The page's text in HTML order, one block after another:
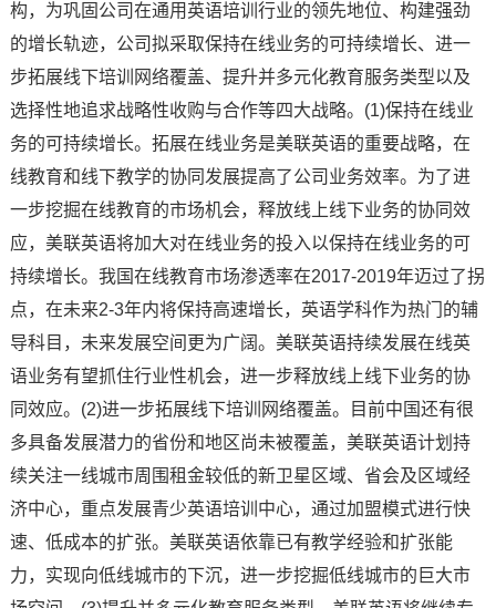
构，为巩固公司在通用英语培训行业的领先地位、构建强劲
的增长轨迹，公司拟采取保持在线业务的可持续增长、进一
步拓展线下培训网络覆盖、提升并多元化教育服务类型以及
选择性地追求战略性收购与合作等四大战略。(1)保持在线业
务的可持续增长。拓展在线业务是美联英语的重要战略，在
线教育和线下教学的协同发展提高了公司业务效率。为了进
一步挖掘在线教育的市场机会，释放线上线下业务的协同效
应，美联英语将加大对在线业务的投入以保持在线业务的可
持续增长。我国在线教育市场渗透率在2017-2019年迈过了拐
点，在未来2-3年内将保持高速增长，英语学科作为热门的辅
导科目，未来发展空间更为广阔。美联英语持续发展在线英
语业务有望抓住行业性机会，进一步释放线上线下业务的协
同效应。(2)进一步拓展线下培训网络覆盖。目前中国还有很
多具备发展潜力的省份和地区尚未被覆盖，美联英语计划持
续关注一线城市周围租金较低的新卫星区域、省会及区域经
济中心，重点发展青少英语培训中心，通过加盟模式进行快
速、低成本的扩张。美联英语依靠已有教学经验和扩张能
力，实现向低线城市的下沉，进一步挖掘低线城市的巨大市